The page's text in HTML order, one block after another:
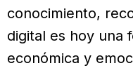
conocimiento,
digital es hoy una
económica y